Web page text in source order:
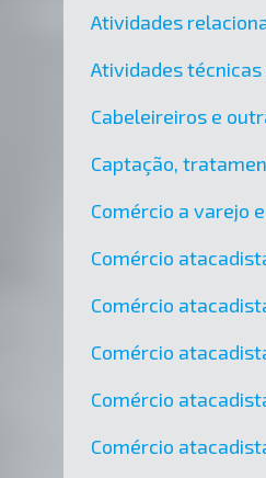
Atividades
Atividades
Cabeleireiros e
Captação,
Comércio a varejo
Comércio
Comércio
Comércio
Comércio
Comércio